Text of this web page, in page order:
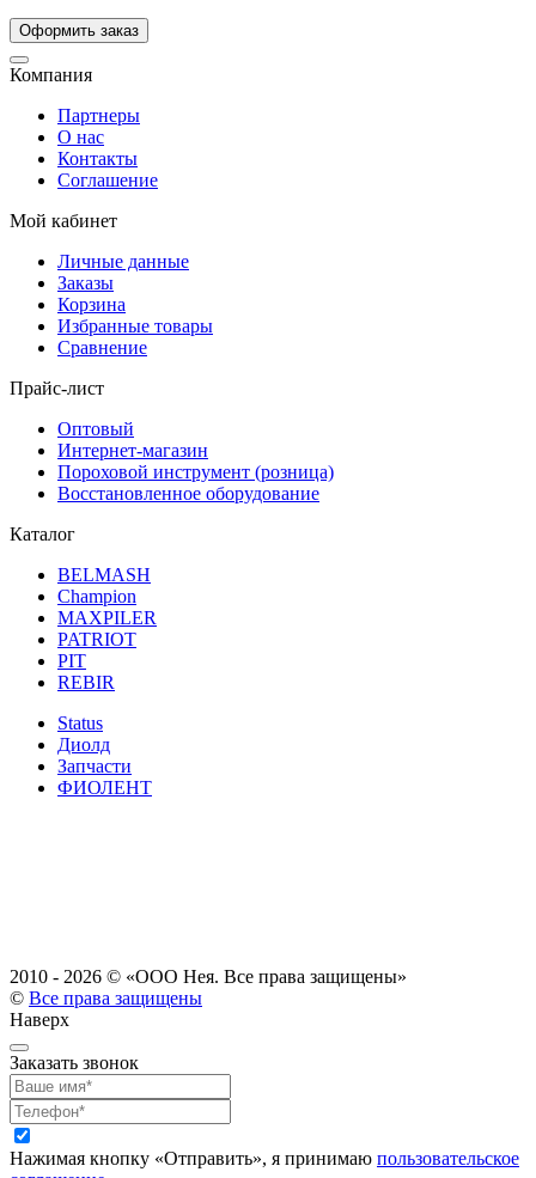
Компания
Партнеры
О нас
Контакты
Соглашение
Мой кабинет
Личные данные
Заказы
Корзина
Избранные товары
Сравнение
Прайс-лист
Оптовый
Интернет-магазин
Пороховой инструмент (розница)
Восстановленное оборудование
Каталог
BELMASH
Champion
MAXPILER
PATRIOT
PIT
REBIR
Status
Диолд
Запчасти
ФИОЛЕНТ
2010 - 2026 © «ООО Нея. Все права защищены»
© Все права защищены
Наверх
Заказать звонок
Нажимая кнопку «Отправить», я принимаю пользовательское